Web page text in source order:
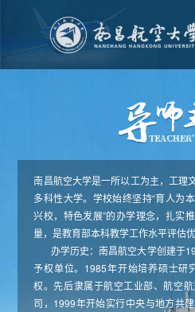
南昌航空大学是一所以工为主，工理
多科性大学。学校始终坚持“育人为
兴校，特色发展”的办学理念，扎实
量，是教育部本科教学工作水平评估优
办学历史：南昌航空大学创建于
予权单位。1985年开始培养硕士研
权。先后隶属于航空工业部、航空
司，1999年开始实行中央与地方共